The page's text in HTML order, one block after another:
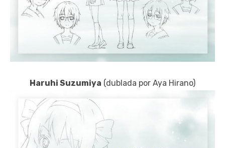
Haruhi Suzumiya (dublada por Aya Hirano)